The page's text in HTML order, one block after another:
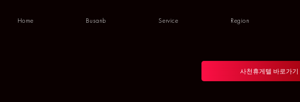
Home Busanb Service Region
사천휴게텔 바로가기